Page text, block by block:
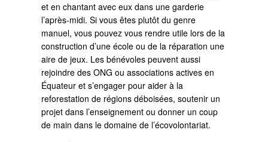
et en chantant avec eux dans une garderie
l’après-midi. Si vous êtes plutôt du genre
manuel, vous pouvez vous rendre utile lors de la
construction d’une école ou de la réparation une
aire de jeux. Les bénévoles peuvent aussi
rejoindre des ONG ou associations actives en
Équateur et s’engager pour aider à la
reforestation de régions déboisées, soutenir un
projet dans l’enseignement ou donner un coup
de main dans le domaine de l’écovolontariat.